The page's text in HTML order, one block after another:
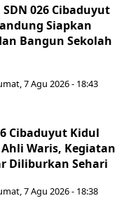
026 Cibaduyut
Siapkan
Bangun Sekolah
7 Agu 2026 - 18:43
Cibaduyut Kidul
Waris, Kegiatan
Diliburkan Sehari
7 Agu 2026 - 18:38